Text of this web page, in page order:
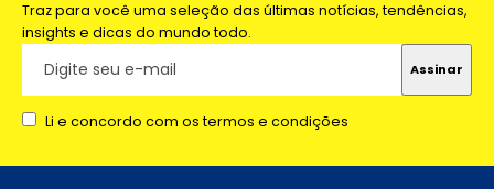
Traz para você uma seleção das últimas notícias, tendências,
insights e dicas do mundo todo.
Li e concordo com os termos e condições